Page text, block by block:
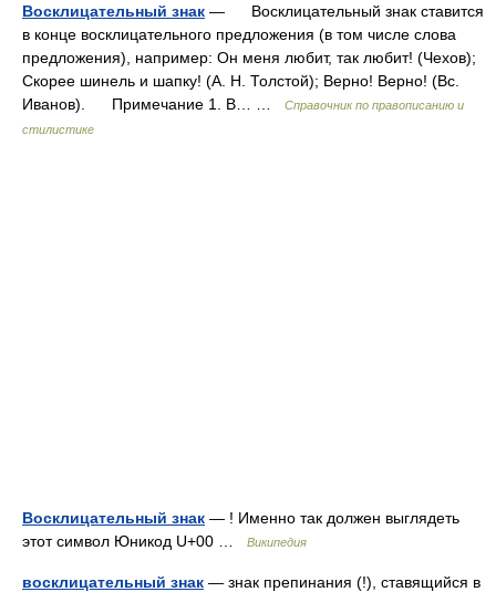
Восклицательный знак — Восклицательный знак ставится
в конце восклицательного предложения (в том числе слова
предложения), например: Он меня любит, так любит! (Чехов);
Скорее шинель и шапку! (А. Н. Толстой); Верно! Верно! (Вс.
Иванов). Примечание 1. В… …
Справочник по правописанию и
стилистике
Восклицательный знак — ! Именно так должен выглядеть
этот символ Юникод U+00 …
Википедия
восклицательный знак — знак препинания (!), ставящийся в